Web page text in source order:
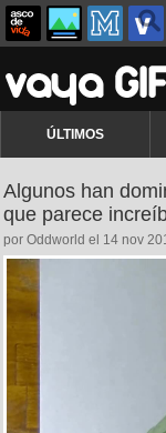
ÚLTIMOS
Algunos han
que parece
por Oddworld el 14 nov